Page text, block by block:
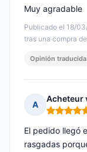
Publicado el 18/
tras una compra
Muy agradable
Opinión traducida
A
Acheteur
Nota: 5 de
El pedido llegó
rasgadas